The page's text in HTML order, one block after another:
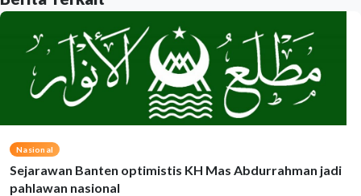
Nasional
Sejarawan Banten optimistis KH Mas Abdurrahman jadi
pahlawan nasional